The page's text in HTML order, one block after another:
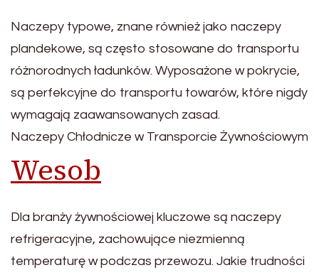
Naczepy typowe, znane również jako naczepy
plandekowe, są często stosowane do transportu
różnorodnych ładunków. Wyposażone w pokrycie,
są perfekcyjne do transportu towarów, które nigdy
wymagają zaawansowanych zasad.
Naczepy Chłodnicze w Transporcie Żywnościowym
Wesob
Dla branży żywnościowej kluczowe są naczepy
refrigeracyjne, zachowujące niezmienną
temperaturę w podczas przewozu. Jakie trudności